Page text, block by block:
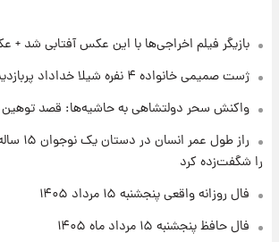
۲۰ ساعت پیش
فال قهوه روزانه پنجشنبه ۱۵ مرداد ماه ۱۴۰۵
فال روزانه واقعی پنجشنبه ۱۵ مرداد ۱۴۰۵
بازیگر فیلم اخراجی‌ها با این عکس آفتابی شد +
ژست صمیمی خانواده ۴ نفره شیلا خداداد پربازدید شد + عکس
واکنش سحر دولتشاهی به حاشیه‌ها: قصد توهین
راز طول
را شگفت‌زده کرد
فال روزانه واقعی پنجشنبه ۱۵ مرداد ۱۴۰۵
فال حافظ پنجشنبه ۱۵ مرداد ماه ۱۴۰۵